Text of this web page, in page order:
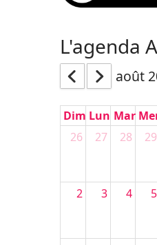
L'agenda
août
Dim Lun Mar
26
27 28 29
2 3 4 5